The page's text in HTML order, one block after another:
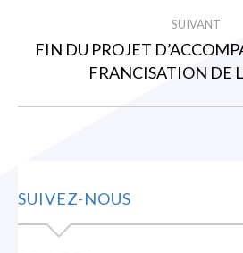
SUIVANT
FIN DU PROJET
FRANCISATION DE
SUIVEZ-NOUS